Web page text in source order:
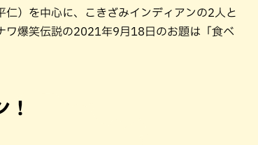
カレー
タコス・タコライス
）を中心に、こきざみインディアンの2人と
ワ爆笑伝説の2021年9月18日のお題は「食べ
！